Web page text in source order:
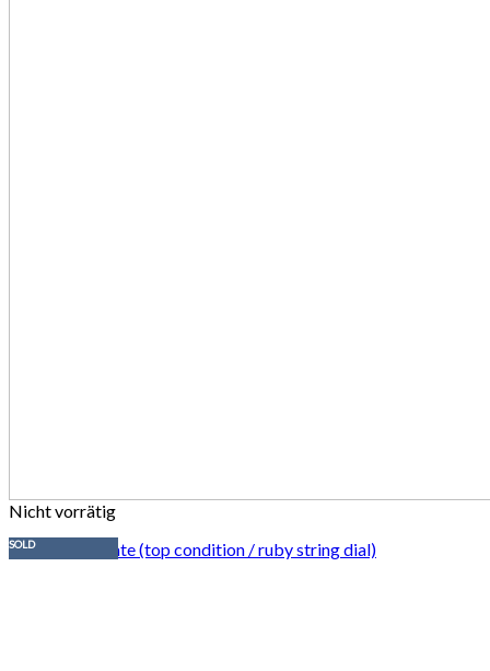
SOLD
Nicht vorrätig
18038 Day-Date (top condition / ruby string dial)